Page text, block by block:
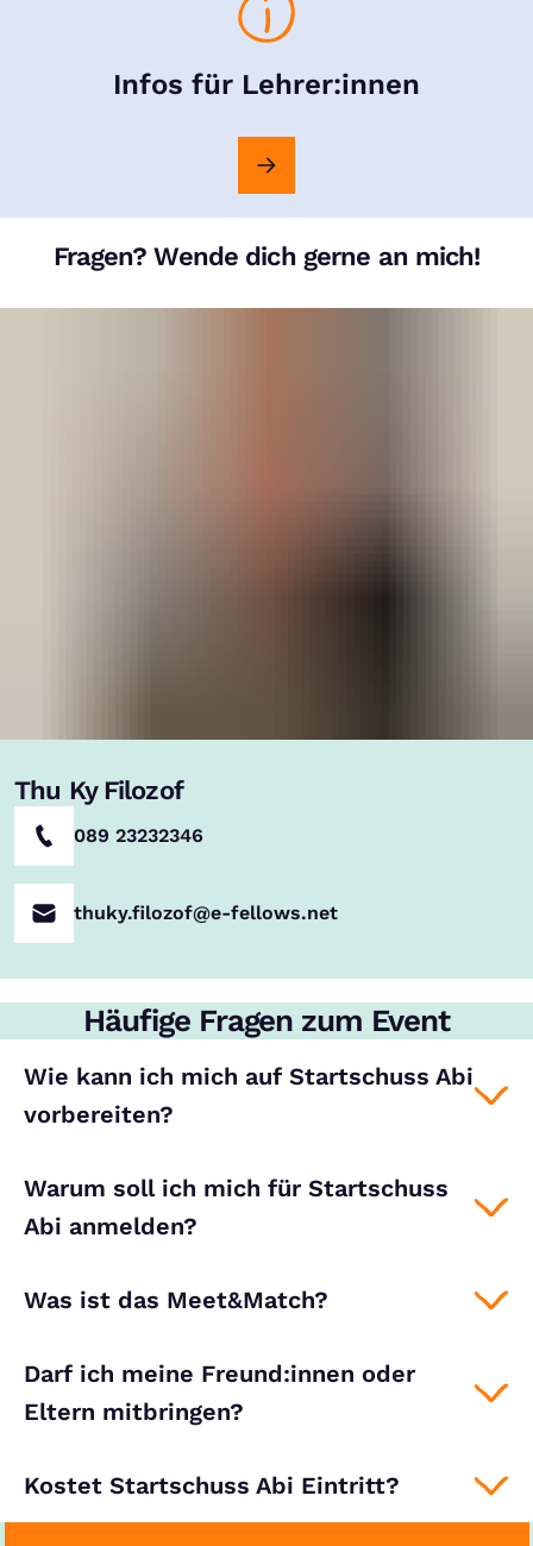
Infos für Lehrer:innen
Fragen? Wende dich gerne an mich!
Thu Ky Filozof
089 23232346
thuky.filozof@e-fellows.net
Häufige Fragen zum Event
Wie kann ich mich auf Startschuss Abi
vorbereiten?
Warum soll ich mich für Startschuss
Abi anmelden?
Was ist das Meet&Match?
Darf ich meine Freund:innen oder
Eltern mitbringen?
Kostet Startschuss Abi Eintritt?